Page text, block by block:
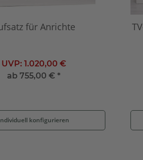
für Anrichte
UVP: 1.020,00 €
ab 755,00 € *
konfigurieren